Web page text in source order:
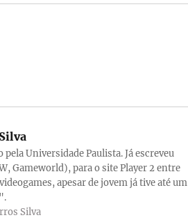
Universidade Paulista. Já escreveu
Gameworld), para o site Player 2 entre
apesar de jovem já tive até um
Silva